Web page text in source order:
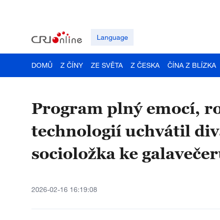
Language
DOMŮ Z ČÍNY ZE SVĚTA Z ČESKA ČÍNA Z BLÍZKA
Program plný emocí,
technologií uchvátil
socioložka ke
2026-02-16 16:19:08